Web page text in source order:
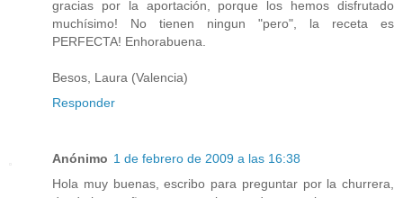
gracias por la aportación, porque los hemos disfrutado
muchísimo! No tienen ningun "pero", la receta es
PERFECTA! Enhorabuena.
Besos, Laura (Valencia)
Responder
Anónimo 1 de febrero de 2009 a las 16:38
Hola muy buenas, escribo para preguntar por la churrera,